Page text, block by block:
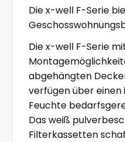
Die x-well F-Serie
Die x-well F-Serie
abgehängten
verfügen über einen
Feuchte
Das weiß
Filterkassetten